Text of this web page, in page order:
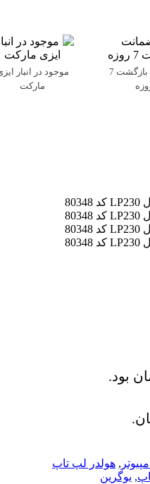
ضمانت بازگشت 7
موجود در انبار
مارکت
, هولدر لپ تاپ
, یوگرین